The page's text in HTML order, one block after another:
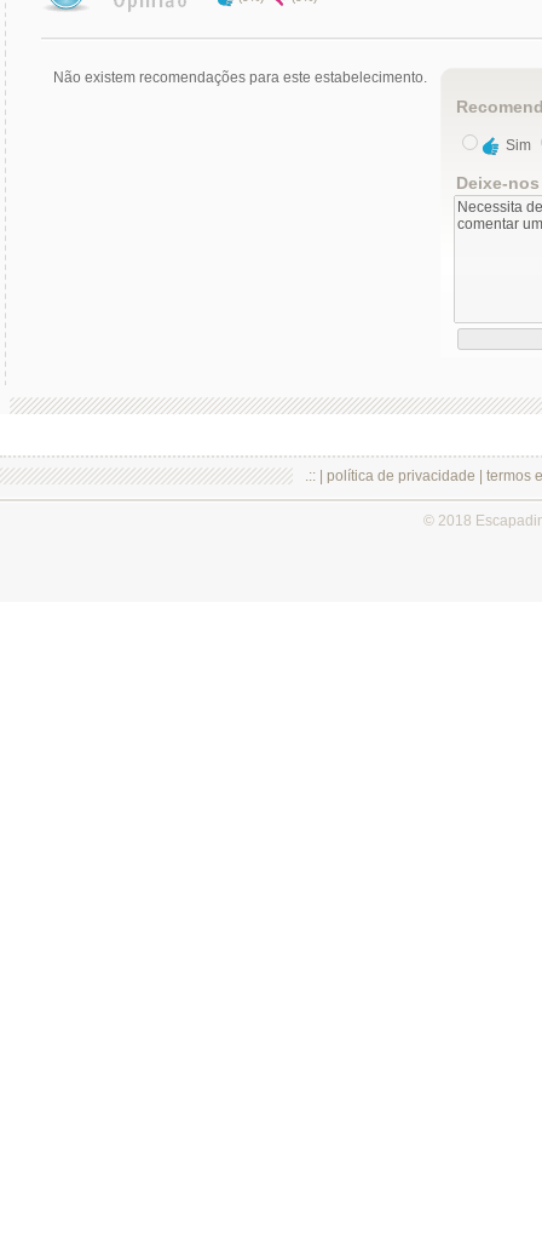
Não existem recomendações para este estabelecimento.
Sim
Deixe-
.:: | política de privacidade termos
© 2018